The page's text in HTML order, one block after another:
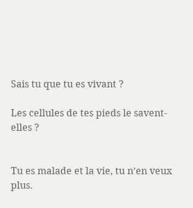
Sais tu que tu es vivant ?
Les cellules de tes pieds le savent-
elles ?
Tu es malade et la vie, tu n’en veux
plus.